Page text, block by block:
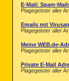
E-Mail: Spam-
Plagegeister aller
Emails mit
Plagegeister aller
Meine WEB.de-
Plagegeister aller
Private E-Mail
Plagegeister aller